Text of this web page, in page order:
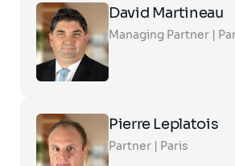
David Martineau
Managing Partner |
Click
on
the
card
to
see
full
Pierre Leplatois
Partner | Paris
Click
on
the
card
to